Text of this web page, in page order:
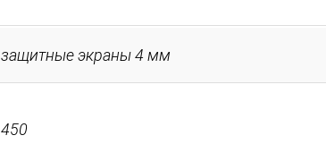
защитные экраны 4 мм
450